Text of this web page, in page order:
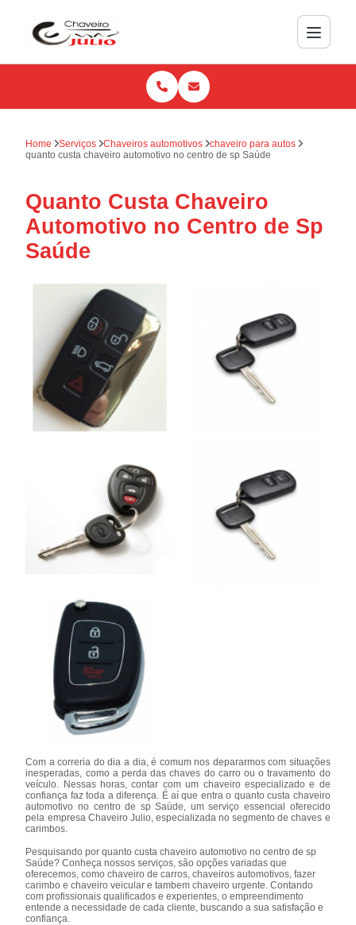
Home Serviços Chaveiros automotivos
chaveiro para autos
quanto custa chaveiro automotivo no centro de sp Saúde
Quanto Custa Chaveiro
Automotivo no Centro de Sp
Saúde
Com a correria do dia a dia, é comum nos depararmos com situações
inesperadas, como a perda das chaves do carro ou o travamento do
veículo. Nessas horas, contar com um chaveiro especializado e de
confiança faz toda a diferença. É aí que entra o quanto custa chaveiro
automotivo no centro de sp Saúde, um serviço essencial oferecido
pela empresa Chaveiro Julio, especializada no segmento de chaves e
carimbos.
Pesquisando por quanto custa chaveiro automotivo no centro de sp
Saúde? Conheça nossos serviços, são opções variadas que
oferecemos, como chaveiro de carros, chaveiros automotivos, fazer
carimbo e chaveiro veicular e tambem chaveiro urgente. Contando
com profissionais qualificados e experientes, o empreendimento
entende a necessidade de cada cliente, buscando a sua satisfação e
confiança.